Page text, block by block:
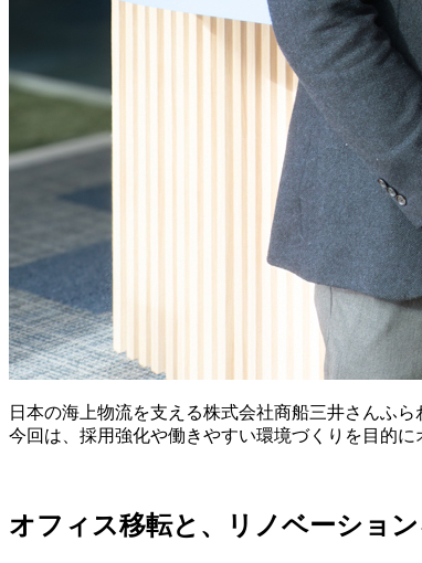
日本の海上物流を支える株式会社商船三井さんふら
今回は、採用強化や働きやすい環境づくりを目的
オフィス移転と、リノベーショ